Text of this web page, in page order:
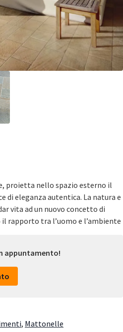
proietta nello spazio esterno il
di eleganza autentica. La natura e
vita ad un nuovo concetto di
rapporto tra l’uomo e l’ambiente
appuntamento!
, Mattonelle